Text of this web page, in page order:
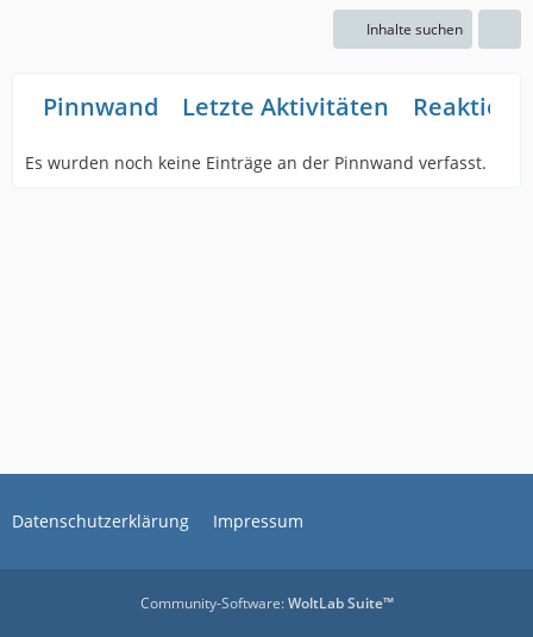
Inhalte suchen
Pinnwand Letzte Aktivitäten
Es wurden noch keine Einträge an der Pinnwand verfasst.
Datenschutzerklärung Impressum
Community-Software:WoltLab Suite™